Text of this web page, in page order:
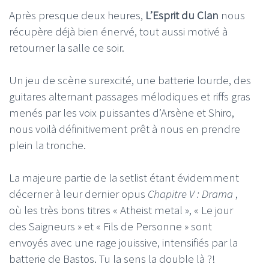
Après presque deux heures, L’Esprit du Clan nous
récupère déjà bien énervé, tout aussi motivé à
retourner la salle ce soir.
Un jeu de scène surexcité, une batterie lourde, des
guitares alternant passages mélodiques et riffs gras
menés par les voix puissantes d’Arsène et Shiro,
nous voilà définitivement prêt à nous en prendre
plein la tronche.
La majeure partie de la setlist étant évidemment
décerner à leur dernier opus Chapitre V : Drama ,
où les très bons titres « Atheist metal », « Le jour
des Saigneurs » et « Fils de Personne » sont
envoyés avec une rage jouissive, intensifiés par la
batterie de Bastos. Tu la sens la double là ?!